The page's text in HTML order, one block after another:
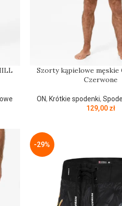
Szorty kąpielowe męskie
Czerwone
ON, Krótkie spodenki,
129,00 zł
-29%